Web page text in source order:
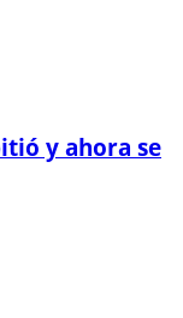
y ahora se